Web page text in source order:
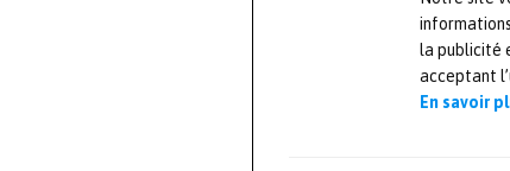
la publicité
acceptant
En savoir